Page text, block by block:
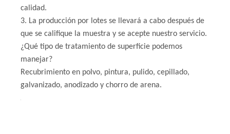
calidad.
3. La producción por lotes se llevará a cabo después de
que se califique la muestra y se acepte nuestro servicio.
¿Qué tipo de tratamiento de superficie podemos
manejar?
Recubrimiento en polvo, pintura, pulido, cepillado,
galvanizado, anodizado y chorro de arena.